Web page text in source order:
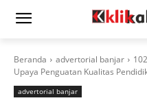
Beranda advertorial banjar
Upaya Penguatan Kualitas
advertorial banjar